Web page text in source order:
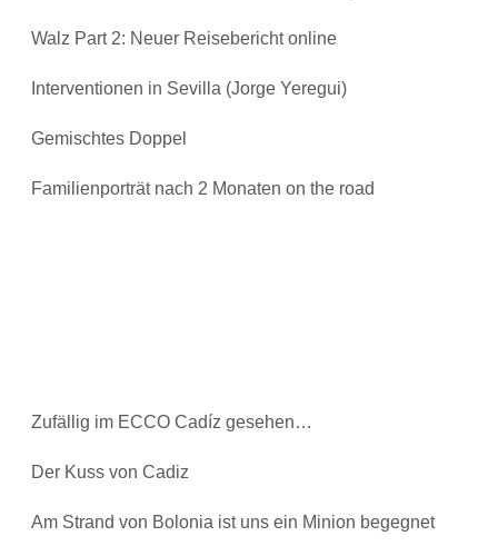
Walz Part 2: Neuer Reisebericht online
Interventionen in Sevilla (Jorge Yeregui)
Gemischtes Doppel
Familienporträt nach 2 Monaten on the road
Zufällig im ECCO Cadíz gesehen…
Der Kuss von Cadiz
Am Strand von Bolonia ist uns ein Minion begegnet